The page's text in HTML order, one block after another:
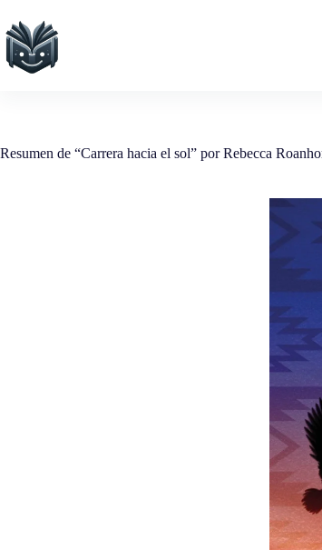
contenido
Resumen de “Carrera hacia el sol” por Rebecca